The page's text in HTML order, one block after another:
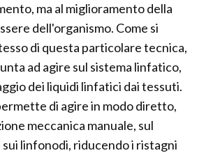
ma al miglioramento della
dell'organismo. Come si
di questa particolare tecnica,
ad agire sul sistema linfatico,
dei liquidi linfatici dai tessuti.
di agire in modo diretto,
meccanica manuale, sul
linfonodi, riducendo i ristagni